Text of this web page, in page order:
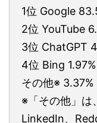
1位 Google
2位 YouTube
3位 ChatGPT
4位 Bing 1.97%
その他※ 3.37%
※「その他」は
LinkedIn、